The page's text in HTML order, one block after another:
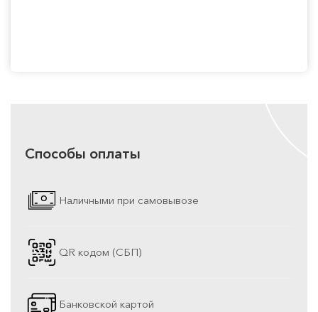
Способы оплаты
Наличными при самовывозе
QR кодом (СБП)
Банковской картой